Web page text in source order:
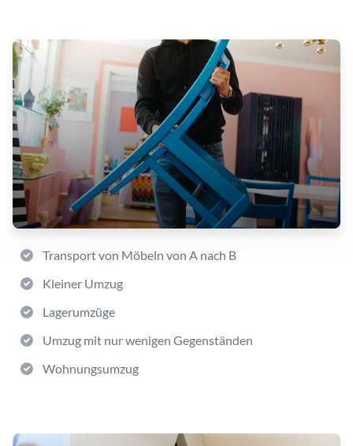
Transport von Möbeln von A nach B
Kleiner Umzug
Lagerumzüge
Umzug mit nur wenigen Gegenständen
Wohnungsumzug